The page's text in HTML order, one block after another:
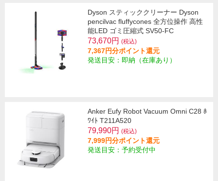
Dyson スティッククリーナー Dyson
pencilvac fluffycones 全方位操作 高性
能LED ゴミ圧縮式 SV50-FC
73,670円 (税込)
7,367円分ポイント還元
発送目安：即納（在庫あり）
Anker Eufy Robot Vacuum Omni C28 ﾎ
ﾜｲﾄ T211A520
79,990円 (税込)
7,999円分ポイント還元
発送目安：予約受付中